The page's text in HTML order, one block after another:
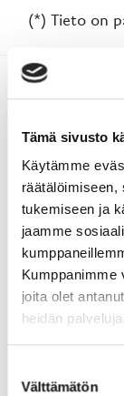
Tämä sivusto
Käytämme
räätälöimiseen,
tukemiseen ja
jaamme
Kumppanimme
joita olet
heidän
valinta
Välttämätön
(*) Tieto on